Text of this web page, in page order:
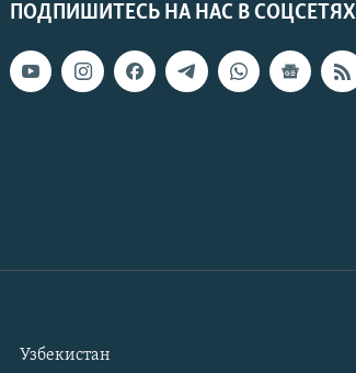
ПОДПИШИТЕСЬ НА НАС В СОЦСЕТЯХ
Узбекистан